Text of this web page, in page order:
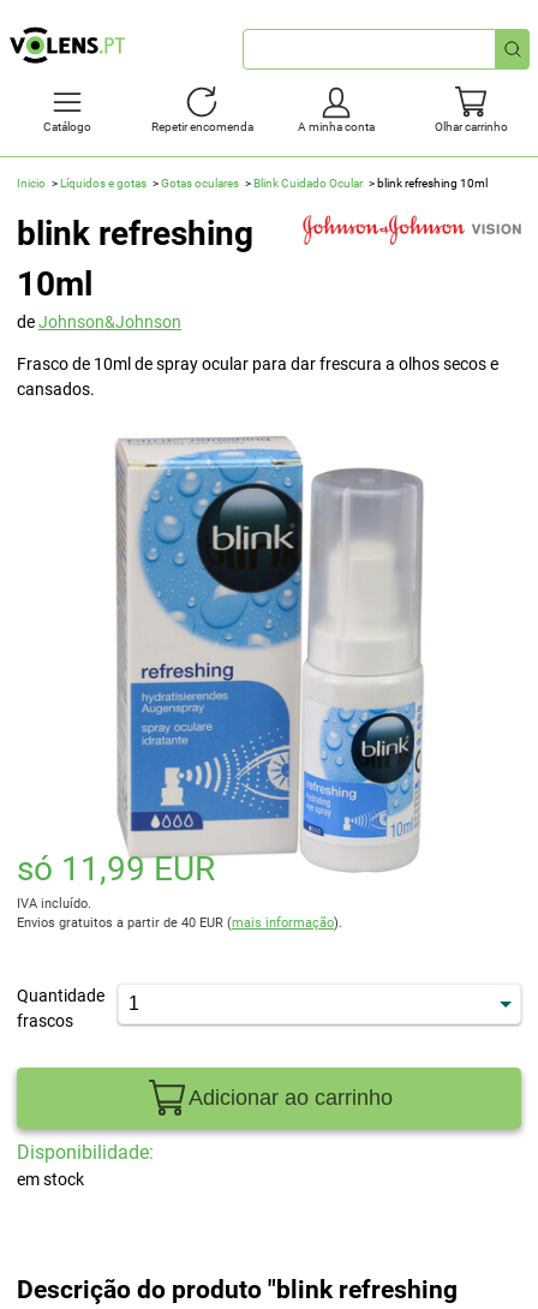
Pesquisa
rápida
Catálogo Repetir encomenda A minha conta Olhar carrinho
Inicio Líquidos e gotas Gotas oculares Blink Cuidado Ocular blink refreshing 10ml
blink refreshing
10ml
deJohnson&Johnson
Frasco de 10ml de spray ocular para dar frescura a olhos secos e
cansados.
só 11,99 EUR
IVA incluído.
Envios gratuitos a partir de 40 EUR (mais informação).
Quantidade
frascos
Adicionar ao carrinho
Disponibilidade:
em stock
Descrição do produto "blink refreshing